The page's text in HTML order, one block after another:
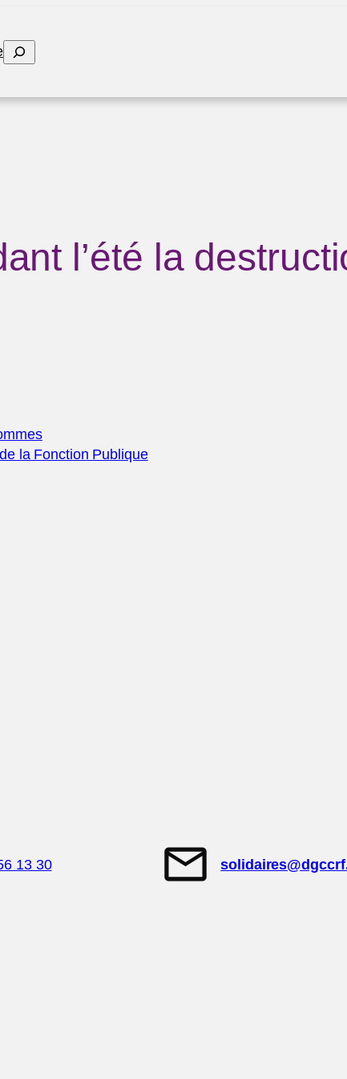
R
e
l’été la
la Fonction Publique
13 30 mail